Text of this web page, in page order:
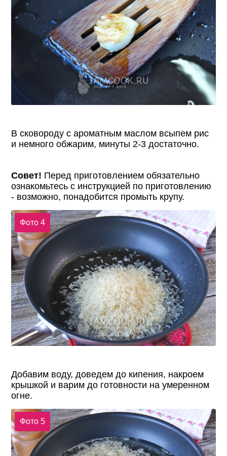
В сковороду с ароматным маслом всыпем рис
и немного обжарим, минуты 2-3 достаточно.
Совет! Перед приготовлением обязательно
ознакомьтесь с инструкцией по приготовлению
- возможно, понадобится промыть крупу.
Фото 4
Добавим воду, доведем до кипения, накроем
крышкой и варим до готовности на умеренном
огне.
Фото 5